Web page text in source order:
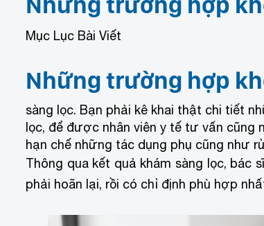
Mục Lục Bài Viết
Những trường hợp
sàng lọc. Bạn phải kê khai thật chi tiết
lọc, để được nhân viên y tế tư vấn cũng
hạn chế những tác dụng phụ cũng như
Thông qua kết quả khám sàng lọc, bác
phải hoãn lại, rồi có chỉ định phù hợp